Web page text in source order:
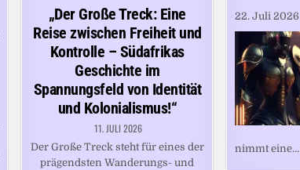
in
„Der Große Treck: Eine
Reise zwischen Freiheit und
Kontrolle – Südafrikas
Geschichte im
Spannungsfeld von Identität
und Kolonialismus!“
11. JULI 2026
Der Große Treck steht für eines der
prägendsten Wanderungs- und
22. Juli 2026
nimmt eine…